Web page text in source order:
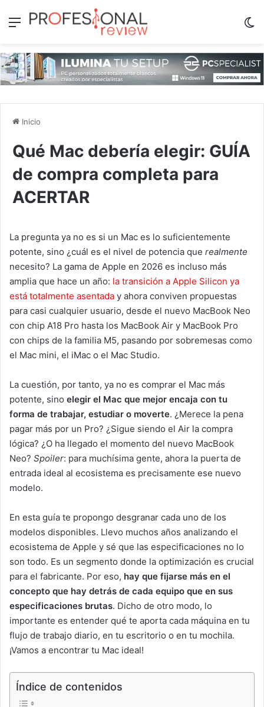
Menú
Inicio
Qué Mac debería elegir: GUÍA
de compra completa para
ACERTAR
La pregunta ya no es si un Mac es lo suficientemente
potente, sino ¿cuál es el nivel de potencia que realmente
necesito? La gama de Apple en 2026 es incluso más
amplia que hace un año: la transición a Apple Silicon ya
está totalmente asentada y ahora conviven propuestas
para casi cualquier usuario, desde el nuevo MacBook Neo
con chip A18 Pro hasta los MacBook Air y MacBook Pro
con chips de la familia M5, pasando por sobremesas como
el Mac mini, el iMac o el Mac Studio.
La cuestión, por tanto, ya no es comprar el Mac más
potente, sino elegir el Mac que mejor encaja con tu
forma de trabajar, estudiar o moverte. ¿Merece la pena
pagar más por un Pro? ¿Sigue siendo el Air la compra
lógica? ¿O ha llegado el momento del nuevo MacBook
Neo? Spoiler: para muchísima gente, ahora la puerta de
entrada ideal al ecosistema es precisamente ese nuevo
modelo.
En esta guía te propongo desgranar cada uno de los
modelos disponibles. Llevo muchos años analizando el
ecosistema de Apple y sé que las especificaciones no lo
son todo. Es un segmento donde la optimización es crucial
para el fabricante. Por eso, hay que fijarse más en el
concepto que hay detrás de cada equipo que en sus
especificaciones brutas. Dicho de otro modo, lo
importante es entender qué te aporta cada máquina en tu
flujo de trabajo diario, en tu escritorio o en tu mochila.
¡Vamos a encontrar tu Mac ideal!
Índice de contenidos